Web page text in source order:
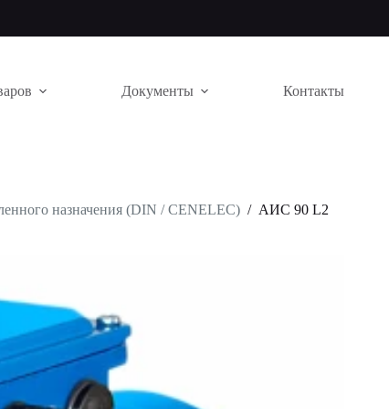
Документы Контакты
назначения (DIN / CENELEC) / АИС 90 L2